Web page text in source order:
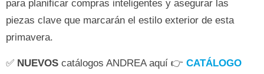
para planificar compras inteligentes y asegurar las
piezas clave que marcarán el estilo exterior de esta
primavera.
✅ NUEVOS catálogos ANDREA aquí 👉 CATÁLOGO